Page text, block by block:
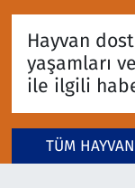
Hayvan
yaşamları
ile ilgili
TÜM
Sağlık
Ekonomi
Yaşam
Tüm
Son
Haber Arşivi